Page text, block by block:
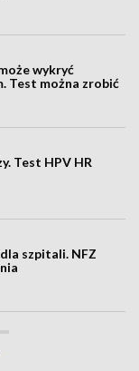
wykryć
Test można zrobić
Test HPV HR
szpitali. NFZ